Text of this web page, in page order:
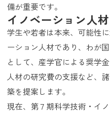
備が重要です。
イノベーション人材
学生や若者は本来、可能性
ーション人材であり、わが
として、産学官による奨学
人材の研究費の支援など、
築を提案します。
現在、第７期科学技術・イ